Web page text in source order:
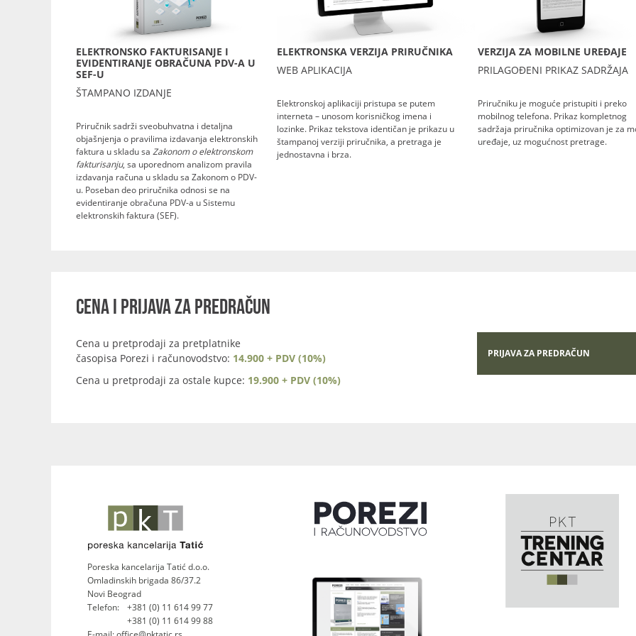
ELEKTRONSKO FAKTURISANJE I
EVIDENTIRANJE OBRAČUNA PDV-A U
SEF-U
ŠTAMPANO IZDANJE
Priručnik sadrži sveobuhvatna i detaljna
objašnjenja o pravilima izdavanja elektronskih
faktura u skladu sa Zakonom o elektronskom
fakturisanju, sa uporednom analizom pravila
izdavanja računa u skladu sa Zakonom o PDV-
u. Poseban deo priručnika odnosi se na
evidentiranje obračuna PDV-a u Sistemu
elektronskih faktura (SEF).
ELEKTRONSKA VERZIJA PRIRUČNIKA
WEB APLIKACIJA
Elektronskoj aplikaciji pristupa se putem
interneta – unosom korisničkog imena i
lozinke. Prikaz tekstova identičan je prikazu u
štampanoj verziji priručnika, a pretraga je
jednostavna i brza.
VERZIJA ZA MOBILNE UREĐAJE
PRILAGOĐENI PRIKAZ SADRŽAJA
Priručniku je moguće pristupiti i preko
mobilnog telefona. Prikaz kompletnog
sadržaja priručnika optimizovan je za
uređaje, uz mogućnost pretrage.
CENA I PRIJAVA ZA PREDRAČUN
Cena u pretprodaji za pretplatnike
časopisa Porezi i računovodstvo: 14.900 + PDV (10%)
Cena u pretprodaji za ostale kupce: 19.900 + PDV (10%)
PRIJAVA ZA PREDRAČUN
Poreska kancelarija Tatić d.o.o.
Omladinskih brigada 86/37.2
Novi Beograd
Telefon:
+381 (0) 11 614 99 77
+381 (0) 11 614 99 88